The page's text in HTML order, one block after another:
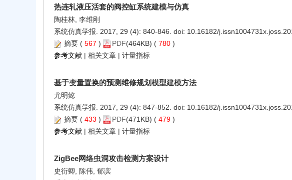
热连轧液压活套的阀控缸系统建模与仿真
陶桂林, 李维刚
系统仿真学报. 2017, 29 (4): 840-846. doi: 10.16182/
摘要 ( 567 ) PDF(464KB) ( 780 )
参考文献 | 相关文章 | 计量指标
基于变量置换的预测维修规划模型建模方法
尤明懿
系统仿真学报. 2017, 29 (4): 847-852. doi: 10.16182/
摘要 ( 433 ) PDF(471KB) ( 479 )
参考文献 | 相关文章 | 计量指标
ZigBee网络虫洞攻击检测方案设计
史衍卿, 陈伟, 郁滨